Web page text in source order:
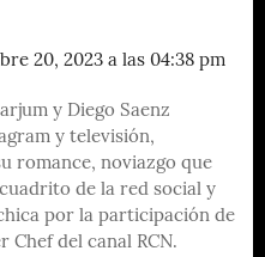
20, 2023 a las 04:38 pm
y Diego Saenz
y televisión,
romance, noviazgo que
de la red social y
por la participación de
Chef del canal RCN.